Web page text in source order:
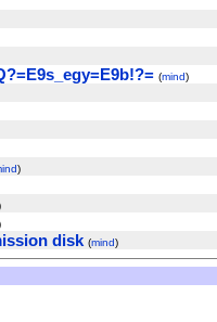
(mind)
)
disk (mind)